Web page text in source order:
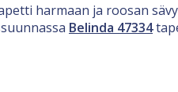
harmaan ja roosan
Belinda 47334